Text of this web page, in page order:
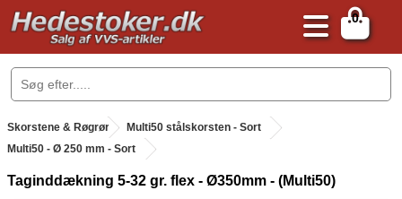
0
.
Skorstene & Røgrør .
Multi50 stålskorsten - Sort
Multi50 - Ø 250 mm - Sort
Taginddækning 5-32 gr. flex - Ø350mm - (Multi50)